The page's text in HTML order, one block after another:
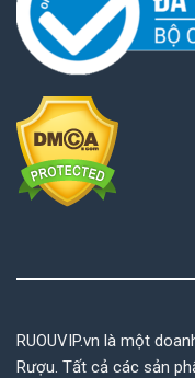
RUOUVIP.vn là một
Rượu. Tất cả các sản